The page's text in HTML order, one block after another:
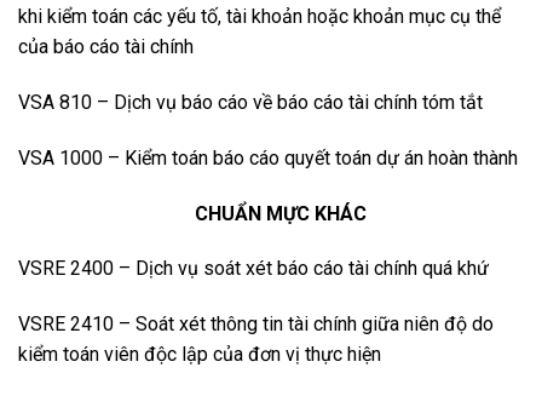
khi kiểm toán các yếu tố, tài khoản hoặc khoản mục cụ thể
của báo cáo tài chính
VSA 810 – Dịch vụ báo cáo về báo cáo tài chính tóm tắt
VSA 1000 – Kiểm toán báo cáo quyết toán dự án hoàn thành
CHUẨN MỰC KHÁC
VSRE 2400 – Dịch vụ soát xét báo cáo tài chính quá khứ
VSRE 2410 – Soát xét thông tin tài chính giữa niên độ do
kiểm toán viên độc lập của đơn vị thực hiện